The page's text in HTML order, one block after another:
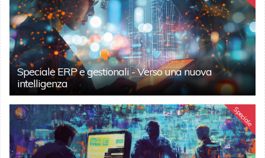
Speciale ERP e gestionali - Verso una nuova
intelligenza
Speciale